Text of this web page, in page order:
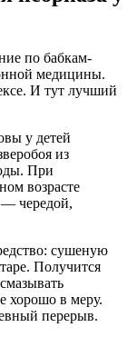
по бабкам-
медицины.
И тут лучший
у детей
из
При
возрасте
— чередой,
сушеную
Получится
хорошо в меру.
перерыв.